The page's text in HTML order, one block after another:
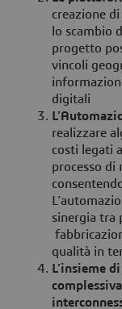
creazione
lo scambio
progetto
vincoli
digitali
realizzare
costi legati
processo di
sinergia tra
qualità in
L’insieme di